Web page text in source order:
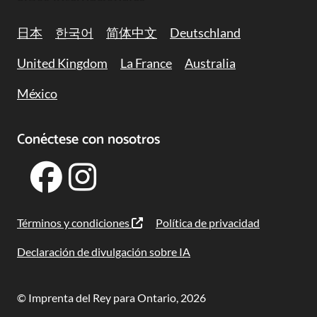
日本 한국어 简体中文
Deutschland
United Kingdom
La France
Australia
México
Términos y condiciones Política de privacidad
Declaración de divulgación sobre IA
Conéctese con nosotros
© Imprenta del Rey para Ontario, 2026